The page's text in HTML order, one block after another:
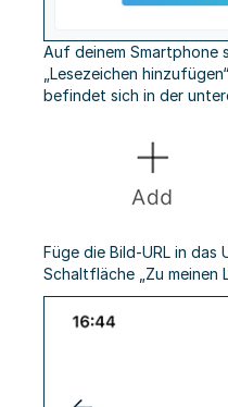
Auf deinem Smartphone
„Lesezeichen
befindet sich in der
Füge die Bild-URL in das
Schaltfläche „Zu meinen